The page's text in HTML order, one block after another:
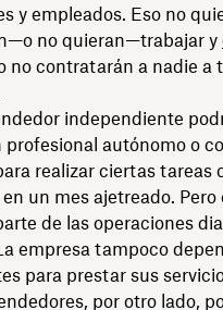
y empleados. Eso no
no quieran—trabajar y
no contratarán a nadie a
independiente
profesional autónomo o
realizar ciertas tareas
un mes ajetreado. Pero
de las operaciones
empresa tampoco
para prestar sus
por otro lado,